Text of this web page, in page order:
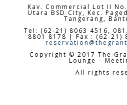
Kav. Commercial Lot II
Utara BSD City,Kec.
Tangerang,
Tel: (62-21) 8063 4516,
8801 8178 | Fax : (62-21)
Copyright © 2017 The
Lounge –
All rights